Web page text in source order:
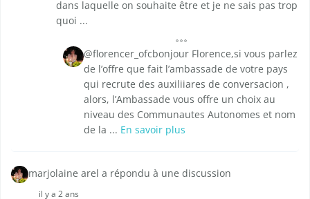
dans laquelle on souhaite être et je ne sais pas trop
quoi ...
@florencer_ofcbonjour Florence,si vous parlez
de l’offre que fait l’ambassade de votre pays
qui recrute des auxiliiares de conversacion ,
alors, l’Ambassade vous offre un choix au
niveau des Communautes Autonomes et nom
de la ... En savoir plus
marjolaine arel a répondu à une discussion
il y a 2 ans